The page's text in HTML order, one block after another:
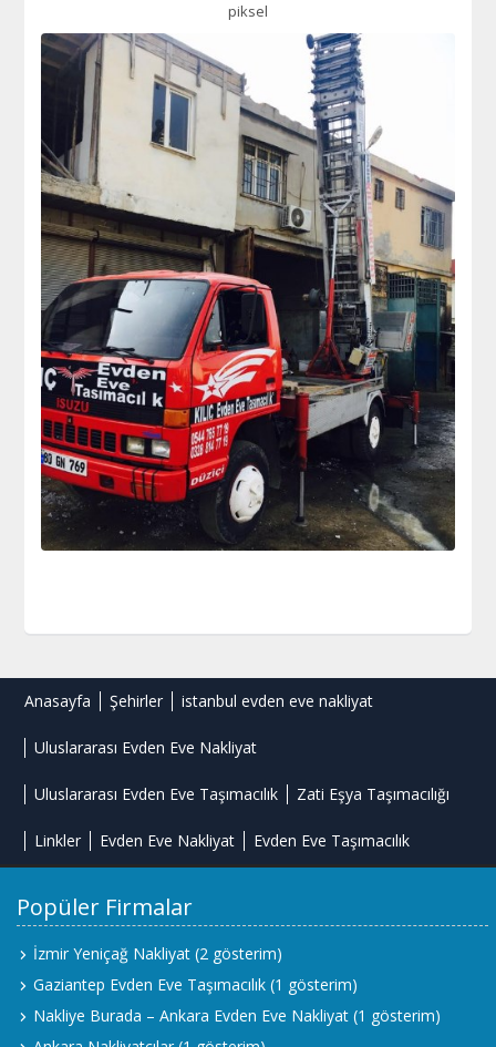
piksel
Anasayfa Şehirler istanbul evden eve nakliyat
Uluslararası Evden Eve Nakliyat
Uluslararası Evden Eve Taşımacılık Zati Eşya Taşımacılığı
Linkler Evden Eve Nakliyat Evden Eve Taşımacılık
Popüler Firmalar
İzmir Yeniçağ Nakliyat (2 gösterim)
Gaziantep Evden Eve Taşımacılık (1 gösterim)
Nakliye Burada – Ankara Evden Eve Nakliyat (1 gösterim)